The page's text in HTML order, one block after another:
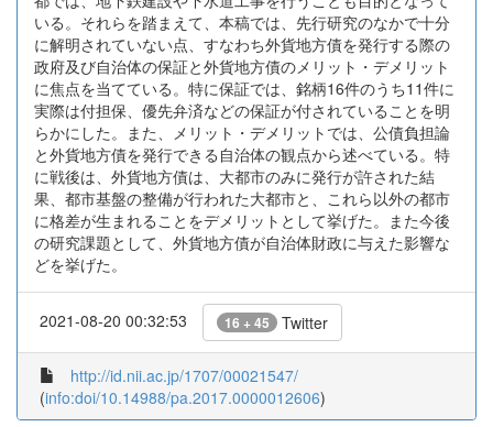
いる。それらを踏まえて、本稿では、先行研究のなかで十分
に解明されていない点、すなわち外貨地方債を発行する際の
政府及び自治体の保証と外貨地方債のメリット・デメリット
に焦点を当てている。特に保証では、銘柄16件のうち11件に
実際は付担保、優先弁済などの保証が付されていることを明
らかにした。また、メリット・デメリットでは、公債負担論
と外貨地方債を発行できる自治体の観点から述べている。特
に戦後は、外貨地方債は、大都市のみに発行が許された結
果、都市基盤の整備が行われた大都市と、これら以外の都市
に格差が生まれることをデメリットとして挙げた。また今後
の研究課題として、外貨地方債が自治体財政に与えた影響な
どを挙げた。
2021-08-20 00:32:53 16 + 45 Twitter
http://id.nii.ac.jp/1707/00021547/
(info:doi/10.14988/pa.2017.0000012606)